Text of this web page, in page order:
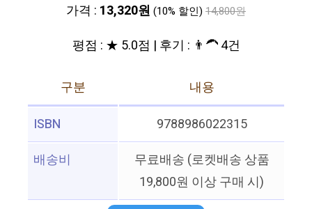
가격 : 13,320원 (10% 할인) 14,800원
평점 : ★ 5.0점 | 후기 : 👨‍🦱 4건
구분
내용
ISBN
9788986022315
배송비
무료배송 (로켓배송 상품
19,800원 이상 구매 시)